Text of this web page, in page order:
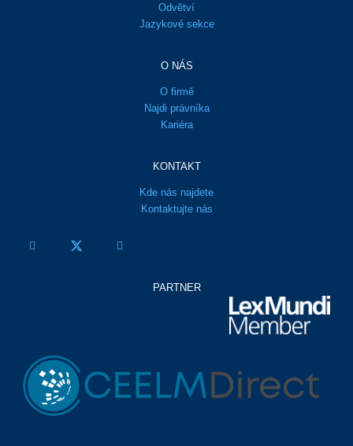
Odvětví
Jazykové sekce
O NÁS
O firmě
Najdi právníka
Kariéra
KONTAKT
Kde nás najdete
Kontaktujte nás
PARTNER